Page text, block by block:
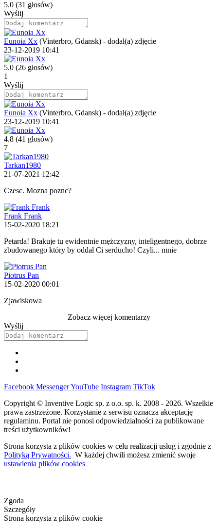
5.0 (31 głosów)
Wyślij
Eunoia Xx (Vinterbro, Gdansk) - dodał(a) zdjęcie
23-12-2019 10:41
5.0 (26 głosów)
1
Wyślij
Eunoia Xx (Vinterbro, Gdansk) - dodał(a) zdjęcie
23-12-2019 10:41
4.8 (41 głosów)
7
Tarkan1980
21-07-2021 12:42
Czesc. Mozna poznc?
Frank Frank
15-02-2020 18:21
Petarda! Brakuje tu ewidentnie mężczyzny, inteligentnego, dobrze
zbudowanego który by oddał Ci serducho! Czyli... mnie
Piotrus Pan
15-02-2020 00:01
Zjawiskowa
Zobacz więcej komentarzy
Wyślij
Facebook MessengerYouTube Instagram TikTok
Copyright © Inventive Logic sp. z o.o. sp. k. 2008 - 2026. Wszelkie
prawa zastrzeżone. Korzystanie z serwisu oznacza akceptację
regulaminu. Portal nie ponosi odpowiedzialności za publikowane
treści użytkowników!
Strona korzysta z plików cookies w celu realizacji usług i zgodnie z
Polityką Prywatności. W każdej chwili możesz zmienić swoje
ustawienia plików cookies
Zgoda
Szczegóły
Strona korzysta z plików cookie